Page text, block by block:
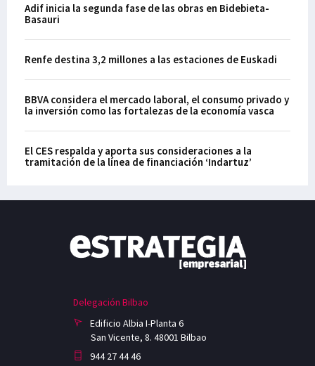
Adif inicia la segunda fase de las obras en Bidebieta-
Basauri
Renfe destina 3,2 millones a las estaciones de Euskadi
BBVA considera el mercado laboral, el consumo privado y
la inversión como las fortalezas de la economía vasca
El CES respalda y aporta sus consideraciones a la
tramitación de la línea de financiación ‘Indartuz’
Delegación Bilbao
Edificio Albia I-Planta 6
San Vicente, 8. 48001 Bilbao
944 27 44 46